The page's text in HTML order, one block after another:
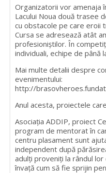
Organizatorii vor amenaja
Lacului Noua două trasee
cu obstacole pe care eroii
Cursa se adresează atât
profesioniştilor. În
individuali, echipe de până
Mai multe detalii despre
evenimentului:
http://
Anul acesta, proiectele
Asociația ADDIP, proiect
program de mentorat în
centru plasament sunt
independent după
adulți proveniți la rândul
învață cum să fie sprijin